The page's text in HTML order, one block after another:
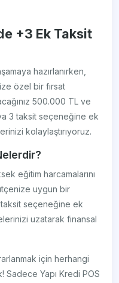
+3 Ek Taksit
hazırlanırken,
özel bir fırsat
500.000 TL ve
3 taksit seçeneğine ek
kolaylaştırıyoruz.
eğitim harcamalarını
uygun bir
seçeneğine ek
uzatarak finansal
için herhangi
Sadece Yapı Kredi POS